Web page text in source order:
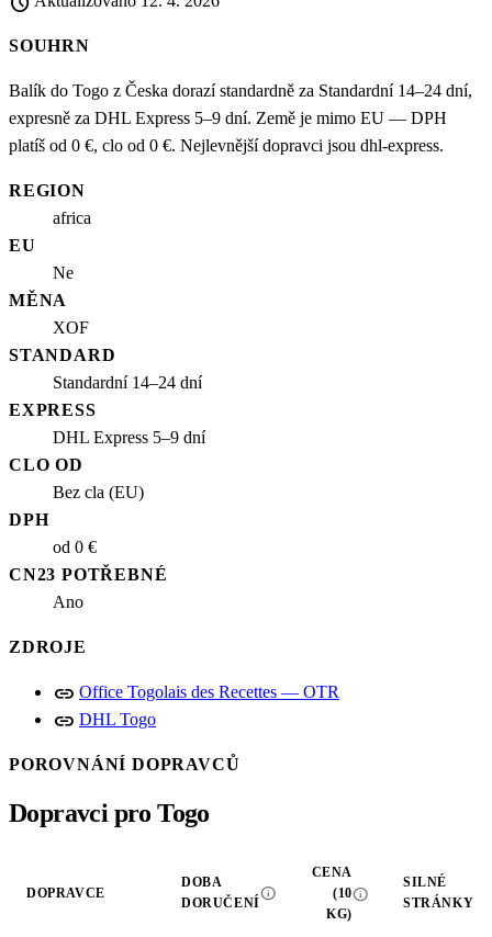
SOUHRN
Balík do Togo z Česka dorazí standardně za Standardní 14–24 dní,
expresně za DHL Express 5–9 dní. Země je mimo EU — DPH
platíš od 0 €, clo od 0 €. Nejlevnější dopravci jsou dhl-express.
REGION
africa
EU
Ne
MĚNA
XOF
STANDARD
Standardní 14–24 dní
EXPRESS
DHL Express 5–9 dní
CLO OD
Bez cla (EU)
DPH
od 0 €
CN23 POTŘEBNÉ
Ano
ZDROJE
link Office Togolais des Recettes — OTR
link DHL Togo
POROVNÁNÍ DOPRAVCŮ
Dopravci pro Togo
DOPRAVCE
DOBA
DORUČENÍ
info
CENA
(10
KG)
info
SILNÉ
STRÁNKY